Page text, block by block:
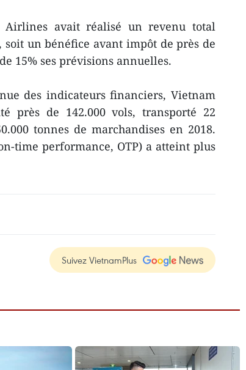
Airlines avait réalisé un revenu total
un bénéfice avant impôt de près de
15% ses prévisions annuelles.
des indicateurs financiers, Vietnam
près de 142.000 vols, transporté 22
tonnes de marchandises en 2018.
time performance, OTP) a atteint plus
Suivez VietnamPlus